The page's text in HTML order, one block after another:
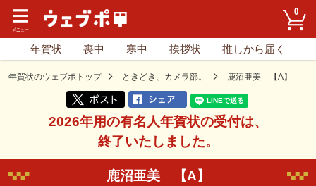
0
年賀状 喪中 寒中 挨拶状 推しから届く
年賀状のウェブポトップ ときどき、カメラ部。 鹿沼亜美 【A】
2026年用の有名人年賀状の受付は、
終了いたしました。
鹿沼亜美 【A】